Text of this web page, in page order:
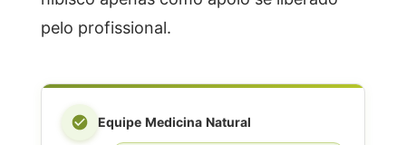
pelo profissional.
Equipe Medicina Natural